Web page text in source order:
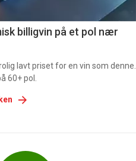
billigvin på et pol nær
lavt priset for en vin som denne.
60+ pol.